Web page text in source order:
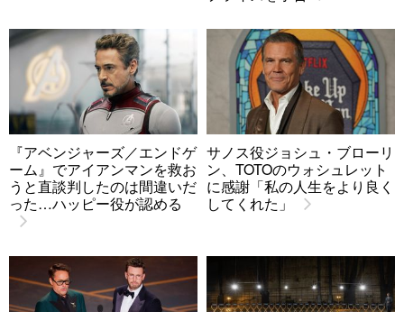
『アベンジャーズ／エンドゲ
ーム』でアイアンマンを救お
うと直談判したのは間違いだ
った…ハッピー役が認める
サノス役ジョシュ・ブローリ
ン、TOTOのウォシュレット
に感謝「私の人生をより良く
してくれた」